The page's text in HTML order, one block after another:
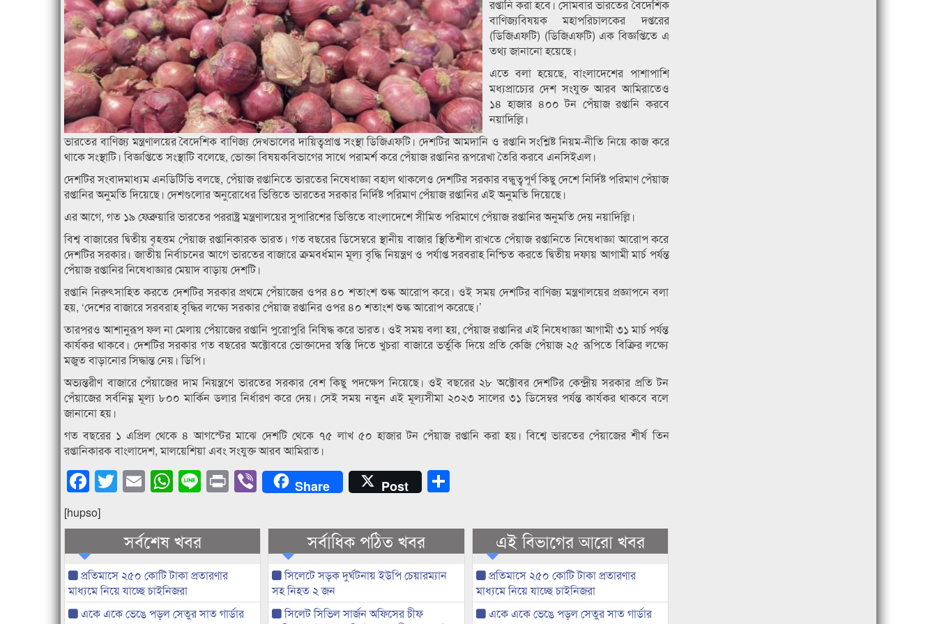
রপ্তানি করা হবে। সোমবার ভারতের বৈদেশিক
বাণিজ্যবিষয়ক মহাপরিচালকের দপ্তরের
(ডিজিএফটি) (ডিজিএফটি) এক বিজ্ঞপ্তিতে এ
তথ্য জানানো হয়েছে।
এতে বলা হয়েছে, বাংলাদেশের পাশাপাশি
মধ্যপ্রাচ্যের দেশ সংযুক্ত আরব আমিরাতেও
১৪ হাজার ৪০০ টন পেঁয়াজ রপ্তানি করবে
নয়াদিল্লি।
ভারতের বাণিজ্য মন্ত্রণালয়ের বৈদেশিক বাণিজ্য দেখভালের দায়িত্বপ্রাপ্ত সংস্থা ডিজিএফটি। দেশটির আমদানি ও রপ্তানি সংশ্লিষ্ট নিয়ম-নীতি নিয়ে কাজ করে
থাকে সংস্থাটি। বিজ্ঞপ্তিতে সংস্থাটি বলেছে, ভোক্তা বিষয়কবিভাগের সাথে পরামর্শ করে পেঁয়াজ রপ্তানির রূপরেখা তৈরি করবে এনসিইএল।
দেশটির সংবাদমাধ্যম এনডিটিভি বলছে, পেঁয়াজ রপ্তানিতে ভারতের নিষেধাজ্ঞা বহাল থাকলেও দেশটির সরকার বন্ধুত্বপূর্ণ কিছু দেশে নির্দিষ্ট পরিমাণ পেঁয়াজ
রপ্তানির অনুমতি দিয়েছে। দেশগুলোর অনুরোধের ভিত্তিতে ভারতের সরকার নির্দিষ্ট পরিমাণ পেঁয়াজ রপ্তানির এই অনুমতি দিয়েছে।
এর আগে, গত ১৯ ফেব্রুয়ারি ভারতের পররাষ্ট্র মন্ত্রণালয়ের সুপারিশের ভিত্তিতে বাংলাদেশে সীমিত পরিমাণে পেঁয়াজ রপ্তানির অনুমতি দেয় নয়াদিল্লি।
বিশ্ব বাজারের দ্বিতীয় বৃহত্তম পেঁয়াজ রপ্তানিকারক ভারত। গত বছরের ডিসেম্বরে স্থানীয় বাজার স্থিতিশীল রাখতে পেঁয়াজ রপ্তানিতে নিষেধাজ্ঞা আরোপ করে
দেশটির সরকার। জাতীয় নির্বাচনের আগে ভারতের বাজারে ক্রমবর্ধমান মূল্য বৃদ্ধি নিয়ন্ত্রণ ও পর্যাপ্ত সরবরাহ নিশ্চিত করতে দ্বিতীয় দফায় আগামী মার্চ পর্যন্ত
পেঁয়াজ রপ্তানির নিষেধাজ্ঞার মেয়াদ বাড়ায় দেশটি।
রপ্তানি নিরুৎসাহিত করতে দেশটির সরকার প্রথমে পেঁয়াজের ওপর ৪০ শতাংশ শুল্ক আরোপ করে। ওই সময় দেশটির বাণিজ্য মন্ত্রণালয়ের প্রজ্ঞাপনে বলা
হয়, ‘দেশের বাজারে সরবরাহ বৃৃদ্ধির লক্ষ্যে সরকার পেঁয়াজ রপ্তানির ওপর ৪০ শতাংশ শুল্ক আরোপ করেছে।’
তারপরও আশানুরূপ ফল না মেলায় পেঁয়াজের রপ্তানি পুরোপুরি নিষিদ্ধ করে ভারত। ওই সময় বলা হয়, পেঁয়াজ রপ্তানির এই নিষেধাজ্ঞা আগামী ৩১ মার্চ পর্যন্ত
কার্যকর থাকবে। দেশটির সরকার গত বছরের অক্টোবরে ভোক্তাদের স্বস্তি দিতে খুচরা বাজারে ভর্তুকি দিয়ে প্রতি কেজি পেঁয়াজ ২৫ রূপিতে বিক্রির লক্ষ্যে
মজুত বাড়ানোর সিদ্ধান্ত নেয়। ডিপি।
অভ্যন্তরীণ বাজারে পেঁয়াজের দাম নিয়ন্ত্রণে ভারতের সরকার বেশ কিছু পদক্ষেপ নিয়েছে। ওই বছরের ২৮ অক্টোবর দেশটির কেন্দ্রীয় সরকার প্রতি টন
পেঁয়াজের সর্বনিম্ন মূল্য ৮০০ মার্কিন ডলার নির্ধারণ করে দেয়। সেই সময় নতুন এই মূল্যসীমা ২০২৩ সালের ৩১ ডিসেম্বর পর্যন্ত কার্যকর থাকবে বলে
জানানো হয়।
গত বছরের ১ এপ্রিল থেকে ৪ আগস্টের মাঝে দেশটি থেকে ৭৫ লাখ ৫০ হাজার টন পেঁয়াজ রপ্তানি করা হয়। বিশ্বে ভারতের পেঁয়াজের শীর্ষ তিন
রপ্তানিকারক বাংলাদেশ, মালয়েশিয়া এবং সংযুক্ত আরব আমিরাত।
Facebook
Twitter
EmailWhatsApp
LinePrintViberShare Post
[hupso]
সর্বশেষ খবর
প্রতিমাসে ২৫০ কোটি টাকা প্রতারণার
মাধ্যমে নিয়ে যাচ্ছে চাইনিজরা
একে একে ভেঙে পড়ল সেতুর সাত গার্ডার
সর্বাধিক পঠিত খবর
সিলেটে সড়ক দুর্ঘটনায় ইউপি চেয়ারম্যান
সহ নিহত ২ জন
সিলেট সিভিল সার্জন অফিসের চীফ
এই বিভাগের আরো খবর
প্রতিমাসে ২৫০ কোটি টাকা প্রতারণার
মাধ্যমে নিয়ে যাচ্ছে চাইনিজরা
একে একে ভেঙে পড়ল সেতুর সাত গার্ডার